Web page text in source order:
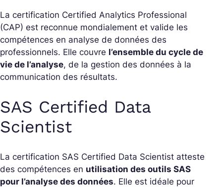
La certification Certified Analytics Professional
(CAP) est reconnue mondialement et valide les
compétences en analyse de données des
professionnels. Elle couvre l’ensemble du cycle de
vie de l’analyse, de la gestion des données à la
communication des résultats.
SAS Certified Data
Scientist
La certification SAS Certified Data Scientist atteste
des compétences en utilisation des outils SAS
pour l’analyse des données. Elle est idéale pour